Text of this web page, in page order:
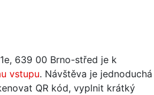
639 00 Brno-střed je k
vstupu. Návštěva je jednoduchá
QR kód, vyplnit krátký